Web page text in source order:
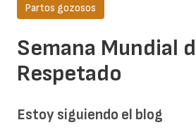
Semana Mundial
Respetado
Partos gozosos
Estoy siguiendo el blog